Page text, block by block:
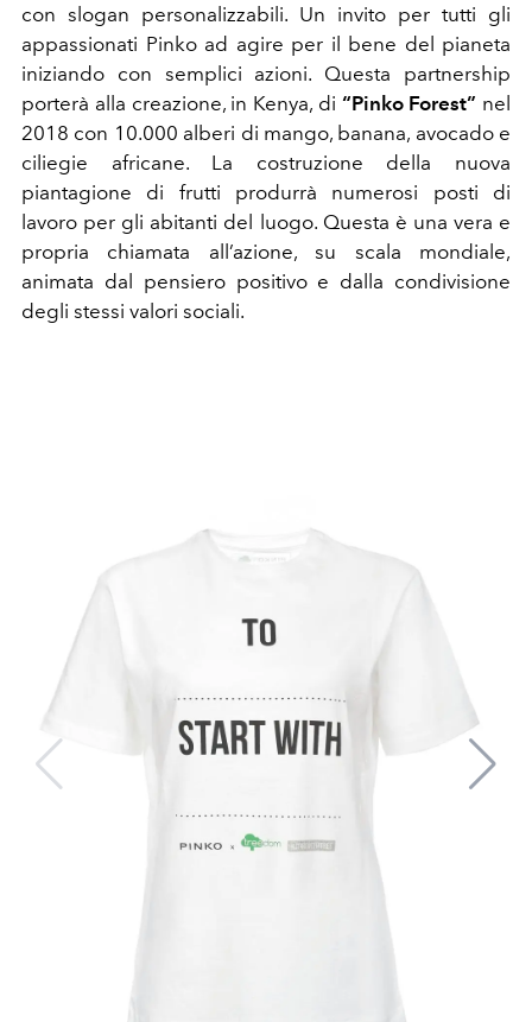
con slogan personalizzabili. Un invito per tutti gli
appassionati Pinko ad agire per il bene del pianeta
iniziando con semplici azioni. Questa partnership
porterà alla creazione, in Kenya, di “Pinko Forest” nel
2018 con 10.000 alberi di mango, banana, avocado e
ciliegie africane. La costruzione della nuova
piantagione di frutti produrrà numerosi posti di
lavoro per gli abitanti del luogo. Questa è una vera e
propria chiamata all’azione, su scala mondiale,
animata dal pensiero positivo e dalla condivisione
degli stessi valori sociali.